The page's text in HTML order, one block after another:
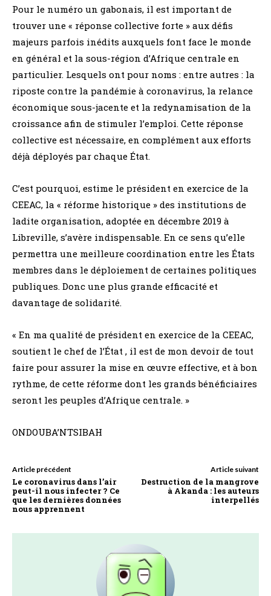
Pour le numéro un gabonais, il est important de
trouver une « réponse collective forte » aux défis
majeurs parfois inédits auxquels font face le monde
en général et la sous-région d’Afrique centrale en
particulier. Lesquels ont pour noms : entre autres : la
riposte contre la pandémie à coronavirus, la relance
économique sous-jacente et la redynamisation de la
croissance afin de stimuler l’emploi. Cette réponse
collective est nécessaire, en complément aux efforts
déjà déployés par chaque État.
C’est pourquoi, estime le président en exercice de la
CEEAC, la « réforme historique » des institutions de
ladite organisation, adoptée en décembre 2019 à
Libreville, s’avère indispensable. En ce sens qu’elle
permettra une meilleure coordination entre les États
membres dans le déploiement de certaines politiques
publiques. Donc une plus grande efficacité et
davantage de solidarité.
« En ma qualité de président en exercice de la CEEAC,
soutient le chef de l’État , il est de mon devoir de tout
faire pour assurer la mise en œuvre effective, et à bon
rythme, de cette réforme dont les grands bénéficiaires
seront les peuples d’Afrique centrale. »
ONDOUBA’NTSIBAH
Article précédent
Le coronavirus dans l’air
peut-il nous infecter ? Ce
que les dernières données
nous apprennent
Article suivant
Destruction de la mangrove
à Akanda : les auteurs
interpellés